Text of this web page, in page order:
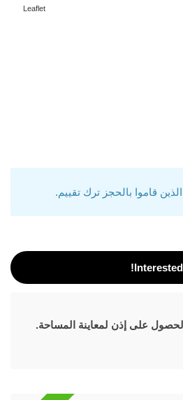
Leaflet
قاموا بالحجز ترك تقييم.
Interested!
على إذن لمعاينة المساحة.